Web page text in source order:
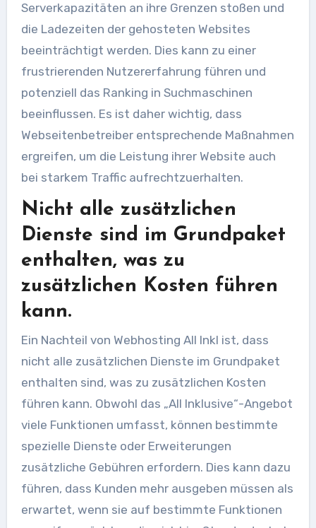
Serverkapazitäten an ihre Grenzen stoßen und
die Ladezeiten der gehosteten Websites
beeinträchtigt werden. Dies kann zu einer
frustrierenden Nutzererfahrung führen und
potenziell das Ranking in Suchmaschinen
beeinflussen. Es ist daher wichtig, dass
Webseitenbetreiber entsprechende Maßnahmen
ergreifen, um die Leistung ihrer Website auch
bei starkem Traffic aufrechtzuerhalten.
Nicht alle zusätzlichen
Dienste sind im Grundpaket
enthalten, was zu
zusätzlichen Kosten führen
kann.
Ein Nachteil von Webhosting All Inkl ist, dass
nicht alle zusätzlichen Dienste im Grundpaket
enthalten sind, was zu zusätzlichen Kosten
führen kann. Obwohl das „All Inklusive“-Angebot
viele Funktionen umfasst, können bestimmte
spezielle Dienste oder Erweiterungen
zusätzliche Gebühren erfordern. Dies kann dazu
führen, dass Kunden mehr ausgeben müssen als
erwartet, wenn sie auf bestimmte Funktionen